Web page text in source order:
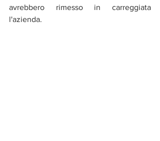
avrebbero rimesso in carreggiata
l'azienda.